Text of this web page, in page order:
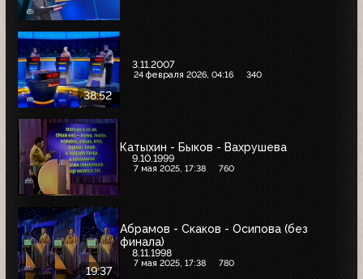
38:52
3.11.2007
24 февраля 2026, 04:16 340
Катыхин - Быков - Вахрушева
9.10.1999
7 мая 2025, 17:38 760
19:37
Абрамов - Скаков - Осипова (без
финала)
8.11.1998
7 мая 2025, 17:38 780